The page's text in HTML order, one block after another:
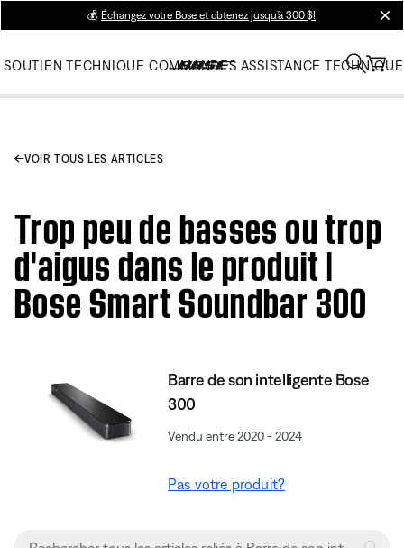
💰 Échangez votre Bose et obtenez jusqu’à 300 $!
SOUTIEN TECHNIQUE COMMANDES ASSISTANCE TECHNIQUE
VOIR TOUS LES ARTICLES
Trop peu de basses ou trop
d'aigus dans le produit |
Bose Smart Soundbar 300
Barre de son intelligente Bose
300
Vendu entre 2020 - 2024
Pas votre produit?